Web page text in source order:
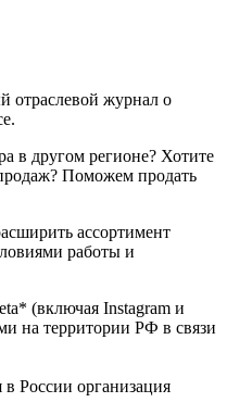
отраслевой журнал о
в другом регионе? Хотите
Поможем продать
ассортимент
работы и
(включая Instagram и
на территории РФ в связи
России организация